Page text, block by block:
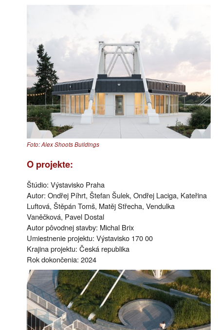
Foto: Alex Shoots Buildings
O projekte:
Štúdio: Výstavisko Praha
Autor: Ondřej Píhrt, Štefan Šulek, Ondřej Laciga, Kateřina
Luftová, Štěpán Tomš, Matěj Střecha, Vendulka
Vaněčková, Pavel Dostal
Autor pôvodnej stavby: Michal Brix
Umiestnenie projektu: Výstavisko 170 00
Krajina projektu: Česká republika
Rok dokončenia: 2024